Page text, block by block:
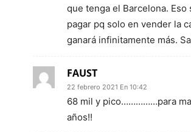
que tenga el Barcelona. Eso
pagar pq solo en vender la
ganará infinitamente más.
FAUST
22 febrero 2021 En 10:42
68 mil y pico……………para
años!!